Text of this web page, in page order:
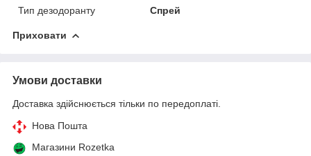
Тип дезодоранту
Спрей
Приховати
Умови доставки
Доставка здійснюється тільки по передоплаті.
Нова Пошта
Магазини Rozetka